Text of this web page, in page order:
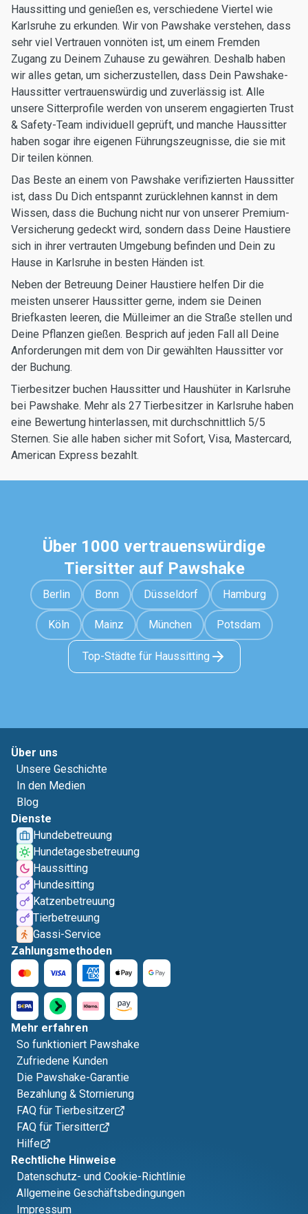
Haussitting und genießen es, verschiedene Viertel wie
Karlsruhe zu erkunden. Wir von Pawshake verstehen, dass
sehr viel Vertrauen vonnöten ist, um einem Fremden
Zugang zu Deinem Zuhause zu gewähren. Deshalb haben
wir alles getan, um sicherzustellen, dass Dein Pawshake-
Haussitter vertrauenswürdig und zuverlässig ist. Alle
unsere Sitterprofile werden von unserem engagierten Trust
& Safety-Team individuell geprüft, und manche Haussitter
haben sogar ihre eigenen Führungszeugnisse, die sie mit
Dir teilen können.
Das Beste an einem von Pawshake verifizierten Haussitter
ist, dass Du Dich entspannt zurücklehnen kannst in dem
Wissen, dass die Buchung nicht nur von unserer Premium-
Versicherung gedeckt wird, sondern dass Deine Haustiere
sich in ihrer vertrauten Umgebung befinden und Dein zu
Hause in Karlsruhe in besten Händen ist.
Neben der Betreuung Deiner Haustiere helfen Dir die
meisten unserer Haussitter gerne, indem sie Deinen
Briefkasten leeren, die Mülleimer an die Straße stellen und
Deine Pflanzen gießen. Besprich auf jeden Fall all Deine
Anforderungen mit dem von Dir gewählten Haussitter vor
der Buchung.
Tierbesitzer buchen Haussitter und Haushüter in Karlsruhe
bei Pawshake. Mehr als 27 Tierbesitzer in Karlsruhe haben
eine Bewertung hinterlassen, mit durchschnittlich 5/5
Sternen. Sie alle haben sicher mit Sofort, Visa, Mastercard,
American Express bezahlt.
Über 1000 vertrauenswürdige
Tiersitter auf Pawshake
Berlin Bonn Düsseldorf Hamburg
Köln Mainz München Potsdam
Top-Städte für Haussitting
Über uns
Unsere Geschichte
In den Medien
Blog
Dienste
Hundebetreuung
Hundetagesbetreuung
Haussitting
Hundesitting
Katzenbetreuung
Tierbetreuung
Gassi-Service
Zahlungsmethoden
Mehr erfahren
So funktioniert Pawshake
Zufriedene Kunden
Die Pawshake-Garantie
Bezahlung & Stornierung
FAQ für Tierbesitzer
FAQ für Tiersitter
Hilfe
Rechtliche Hinweise
Datenschutz- und Cookie-Richtlinie
Allgemeine Geschäftsbedingungen
Impressum